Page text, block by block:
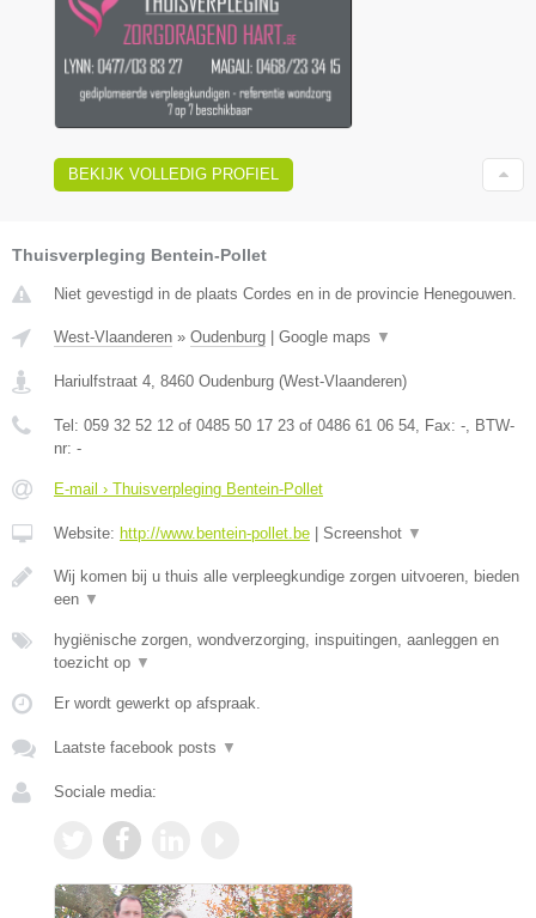
BEKIJK VOLLEDIG PROFIEL
Thuisverpleging Bentein-Pollet
Niet gevestigd in de plaats Cordes en in de provincie Henegouwen.
West-Vlaanderen » Oudenburg Google maps ▼
Hariulfstraat 4, 8460 Oudenburg (West-Vlaanderen)
Tel: 059 32 52 12 of 0485 50 17 23 of 0486 61 06 54, Fax: -, BTW-
nr: -
E-mail › Thuisverpleging Bentein-Pollet
Website: http://www.bentein-pollet.be Screenshot ▼
Wij komen bij u thuis alle verpleegkundige zorgen uitvoeren, bieden
een ▼
hygiënische zorgen, wondverzorging, inspuitingen, aanleggen en
toezicht op ▼
Er wordt gewerkt op afspraak.
Laatste facebook posts ▼
Sociale media: